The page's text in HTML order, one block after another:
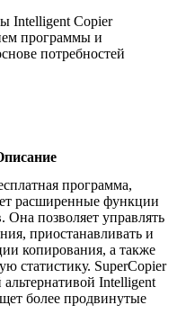
Intelligent Copier
программы и
потребностей
программа,
расширенные функции
Она позволяет управлять
приостанавливать и
копирования, а также
статистику. SuperCopier
Intelligent
более продвинутые